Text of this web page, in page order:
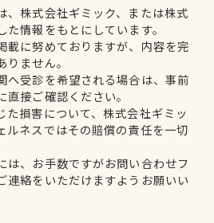
、株式会社ギミック、または株式
情報をもとにしています。
載に努めておりますが、内容を完
ません。
へ受診を希望される場合は、事前
接ご確認ください。
た損害について、株式会社ギミッ
ルネスではその賠償の責任を一切
は、お手数ですがお問い合わせフ
連絡をいただけますようお願いい